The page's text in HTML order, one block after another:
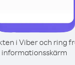
i Viber och ring
informationsskärm